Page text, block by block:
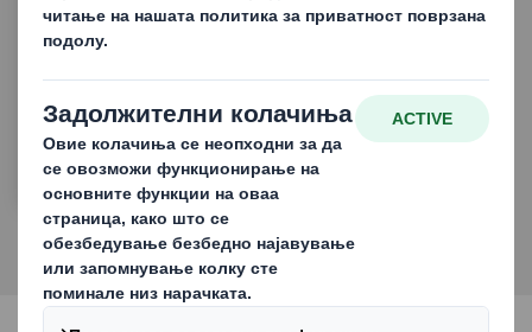
Останете во тек со нашите најнови
функции коишто ги истражуваат
трендовите, предизвиците и
можностите коишто го обликуваат
глобалниот пакувачки индустрија.